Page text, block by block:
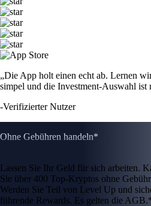
„Die App holt einen echt ab. Lernen
simpel und die Investment-Auswahl ist
-Verifizierter Nutzer
Ohne Gebühren handeln*
Lassen Sie Ihr Geld für sich arbeiten.
Sie über 400 Top-Kryptos ohne
Werden Sie Teil von Level Up und
führende Rewards. Es gelten die